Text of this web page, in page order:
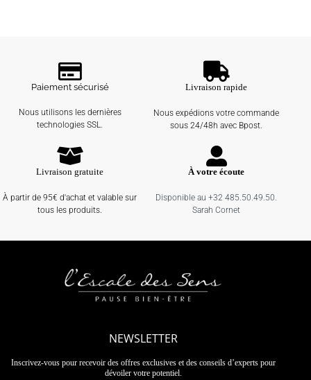
Paiement sécurisé
Nous utilisons les dernières
technologies SSL.
Livraison rapide
Nous expédions votre commande
sous 24/48h avec Bpost.
Livraison gratuite
À partir de 95€ d'achat et valable sur
tous les produits.
À votre écoute
Disponible au +32 485.50.49.50.
Sarah Cornet
NEWSLETTER
Inscrivez-vous pour recevoir des offres exclusives et des conseils d’experts pour
dévoiler votre potentiel.